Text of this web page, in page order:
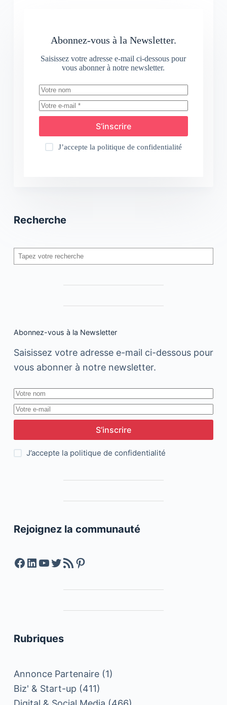
Abonnez-vous à la Newsletter.
Saisissez votre adresse e-mail ci-dessous pour
vous abonner à notre newsletter.
S’inscrire
J’accepte la politique de confidentialité
Recherche
Rechercher
Abonnez-vous à la Newsletter
Saisissez votre adresse e-mail ci-dessous pour
vous abonner à notre newsletter.
S’inscrire
J’accepte la politique de confidentialité
Rejoignez la communauté
Facebook
LinkedIn
YouTube
Twitter
Feed RSSPinterest
Rubriques
Annonce Partenaire(1)
Biz' & Start-up (411)